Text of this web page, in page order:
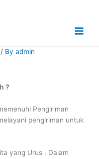
/ By admin
?
Pengiriman
pengiriman untuk
yang Urus . Dalam